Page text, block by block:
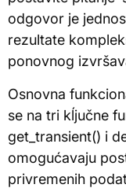
odgovor je
rezultate
ponovnog
Osnovna
se na tri kĺjučne
get_transient() i
omogućavaju
privremenih